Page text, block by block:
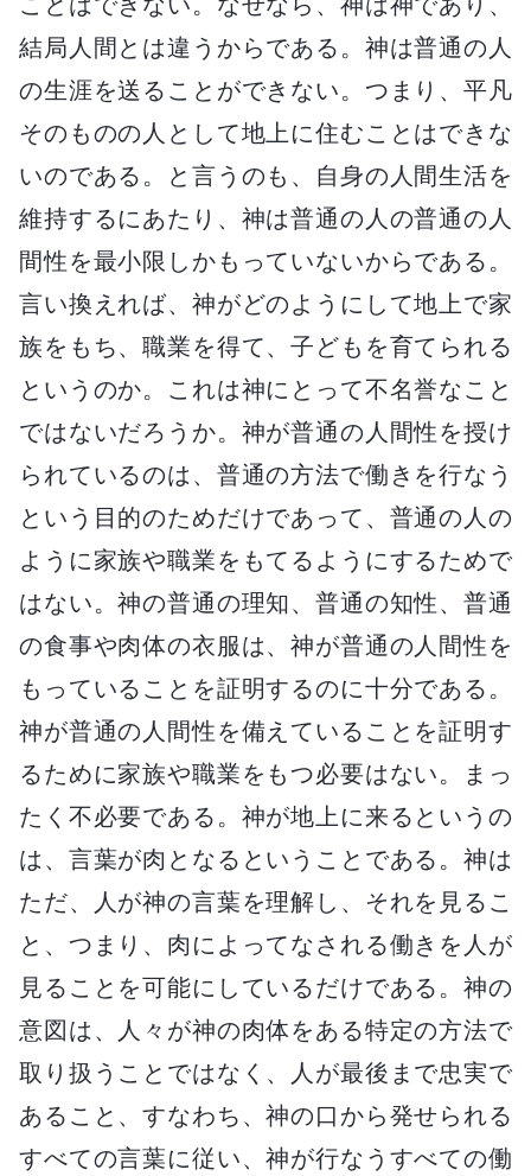
結局人間とは違うからである。神は普通の人
の生涯を送ることができない。つまり、平凡
そのものの人として地上に住むことはできな
いのである。と言うのも、自身の人間生活を
維持するにあたり、神は普通の人の普通の人
間性を最小限しかもっていないからである。
言い換えれば、神がどのようにして地上で家
族をもち、職業を得て、子どもを育てられる
というのか。これは神にとって不名誉なこと
ではないだろうか。神が普通の人間性を授け
られているのは、普通の方法で働きを行なう
という目的のためだけであって、普通の人の
ように家族や職業をもてるようにするためで
はない。神の普通の理知、普通の知性、普通
の食事や肉体の衣服は、神が普通の人間性を
もっていることを証明するのに十分である。
神が普通の人間性を備えていることを証明す
るために家族や職業をもつ必要はない。まっ
たく不必要である。神が地上に来るというの
は、言葉が肉となるということである。神は
ただ、人が神の言葉を理解し、それを見るこ
と、つまり、肉によってなされる働きを人が
見ることを可能にしているだけである。神の
意図は、人々が神の肉体をある特定の方法で
取り扱うことではなく、人が最後まで忠実で
あること、すなわち、神の口から発せられる
すべての言葉に従い、神が行なうすべての働